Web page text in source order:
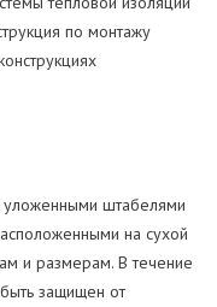
по монтажу
уложенными штабелями
на сухой
и размерам. В течение
защищен от